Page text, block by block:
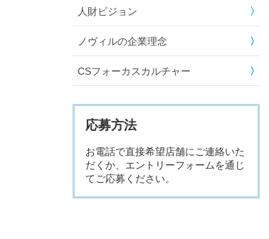
人財ビジョン
ノヴィルの企業理念
CSフォーカスカルチャー
応募方法
お電話で直接希望店舗にご連絡いた
だくか、エントリーフォームを通じ
てご応募ください。